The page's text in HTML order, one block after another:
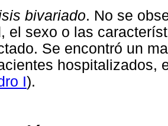
bivariado. No se
el sexo o las
Se encontró un
hospitalizados,
I).